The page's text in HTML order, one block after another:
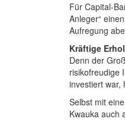
Für Capital-
Anleger“
Aufregung
Kräftige
Denn der
risikofreudige
investiert war,
Selbst mit
Kwauka auch